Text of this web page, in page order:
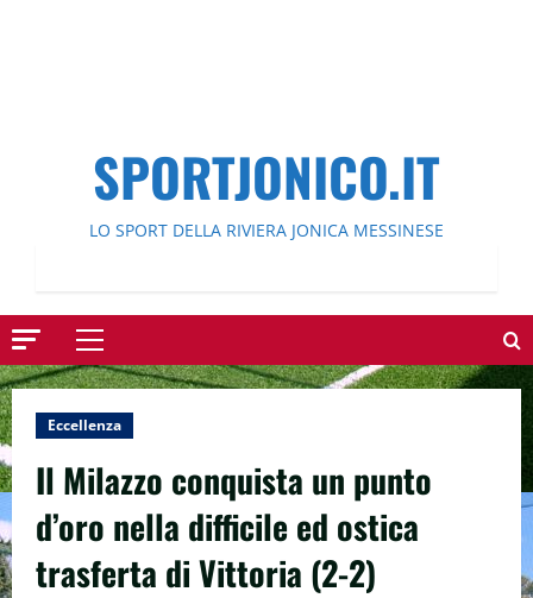
SPORTJONICO.IT
LO SPORT DELLA RIVIERA JONICA MESSINESE
Menu
principale
Eccellenza
Il Milazzo conquista un punto
d’oro nella difficile ed ostica
trasferta di Vittoria (2-2)